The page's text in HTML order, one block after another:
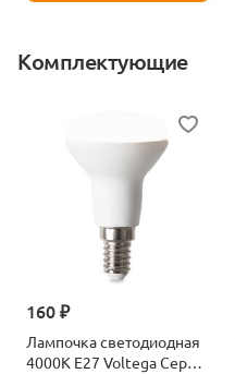
Комплектующие
160 ₽
Лампочка светодиодная
4000К Е27 Voltega Серия